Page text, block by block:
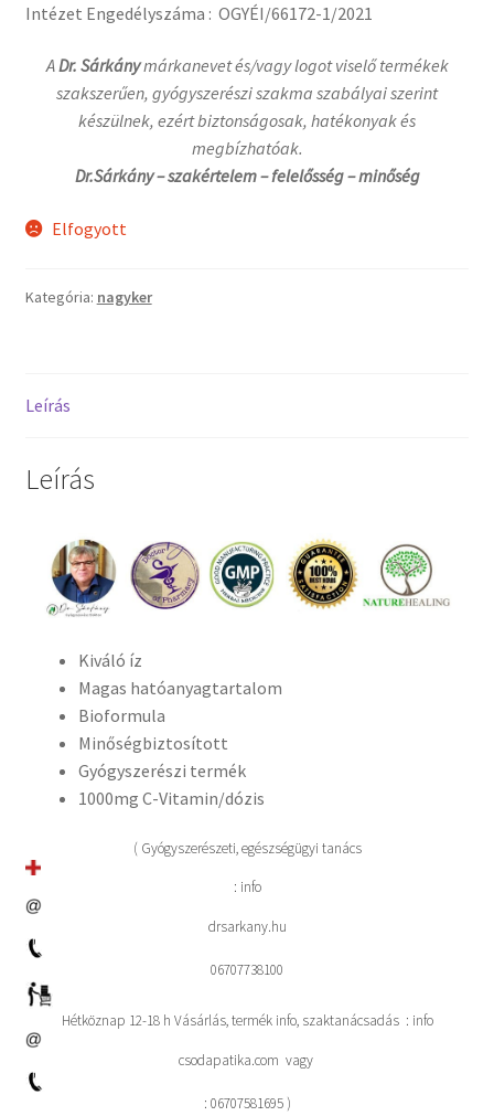
Intézet Engedélyszáma : OGYÉI/66172-1/2021
ADr. Sárkánymárkanevet és/vagy logot viselő termékek
szakszerűen, gyógyszerészi szakma szabályai szerint
készülnek, ezért biztonságosak, hatékonyak és
megbízhatóak.
Dr.Sárkány – szakértelem – felelősség – minőség
Elfogyott
Kategória: nagyker
Leírás
Leírás
Kiváló íz
Magas hatóanyagtartalom
Bioformula
Minőségbiztosított
Gyógyszerészi termék
1000mg C-Vitamin/dózis
( Gyógyszerészeti, egészségügyi tanács
: info
drsarkany.hu
06707738100
Hétköznap 12-18 h Vásárlás, termék info, szaktanácsadás : info
csodapatika.com vagy
: 06707581695 )